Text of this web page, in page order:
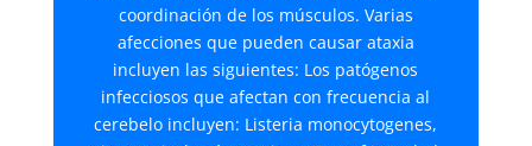
coordinación de los músculos. Varias
afecciones que pueden causar ataxia
incluyen las siguientes: Los patógenos
infecciosos que afectan con frecuencia al
cerebelo incluyen: Listeria monocytogenes,